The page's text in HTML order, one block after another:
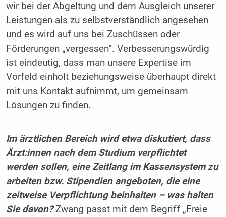
wir bei der Abgeltung und dem Ausgleich unserer
Leistungen als zu selbstverständlich angesehen
und es wird auf uns bei Zuschüssen oder
Förderungen „vergessen“. Verbesserungswürdig
ist eindeutig, dass man unsere Expertise im
Vorfeld einholt beziehungsweise überhaupt direkt
mit uns Kontakt aufnimmt, um gemeinsam
Lösungen zu finden.
Im ärztlichen Bereich wird etwa diskutiert, dass
Ärzt:innen nach dem Studium verpflichtet
werden sollen, eine Zeitlang im Kassensystem zu
arbeiten bzw. Stipendien angeboten, die eine
zeitweise Verpflichtung beinhalten – was halten
Sie davon? Zwang passt mit dem Begriff „Freie